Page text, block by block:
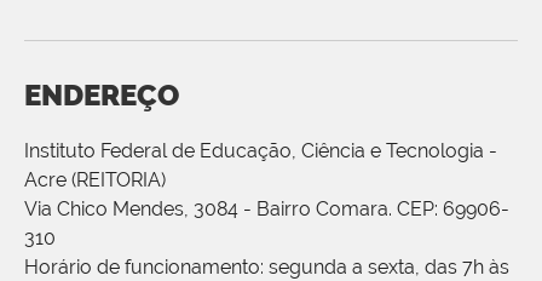
ENDEREÇO
Instituto Federal de Educação, Ciência e Tecnologia -
Acre (REITORIA)
Via Chico Mendes, 3084 - Bairro Comara. CEP: 69906-
310
Horário de funcionamento: segunda a sexta, das 7h às